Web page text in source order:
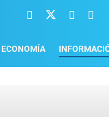
ECONOMÍA